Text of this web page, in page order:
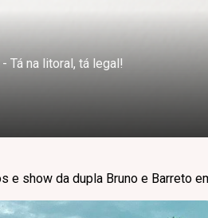
Tá na litoral, tá legal!
e show da dupla Bruno e Barreto